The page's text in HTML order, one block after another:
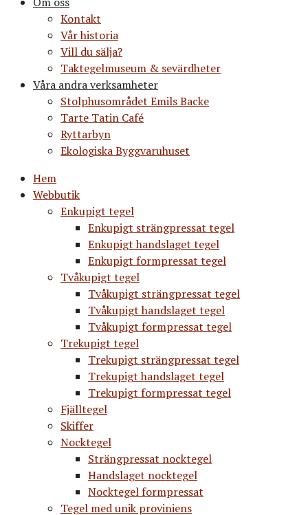
Kontakt
Vår historia
Vill du sälja?
Taktegelmuseum & sevärdheter
Våra andra verksamheter
Stolphusområdet Emils Backe
Tarte Tatin Café
Ryttarbyn
Ekologiska Byggvaruhuset
Hem
Webbutik
Enkupigt tegel
Enkupigt strängpressat tegel
Enkupigt handslaget tegel
Enkupigt formpressat tegel
Tvåkupigt tegel
Tvåkupigt strängpressat tegel
Tvåkupigt handslaget tegel
Tvåkupigt formpressat tegel
Trekupigt tegel
Trekupigt strängpressat tegel
Trekupigt handslaget tegel
Trekupigt formpressat tegel
Fjälltegel
Skiffer
Nocktegel
Strängpressat nocktegel
Handslaget nocktegel
Nocktegel formpressat
Tegel med unik proviniens